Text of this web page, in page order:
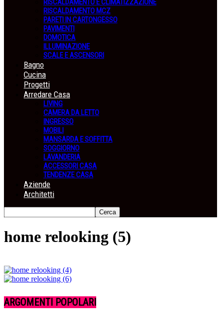
RISCALDAMENTO E CLIMATIZZAZIONE
RISCALDAMENTO MCZ
PARETI IN CARTONGESSO
PAVIMENTI
DOMOTICA
ILLUMINAZIONE
SCALE E ASCENSORI
Bagno
Cucina
Progetti
Arredare Casa
LIVING
CAMERA DA LETTO
INGRESSO
MOBILI
MANSARDA E SOFFITTA
SOGGIORNO
LAVANDERIA
ACCESSORI CASA
TENDENZE CASA
Aziende
Architetti
home relooking (5)
ARGOMENTI POPOLARI